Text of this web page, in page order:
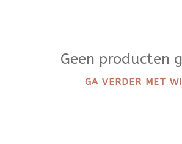
Geen producten
GA VERDER MET